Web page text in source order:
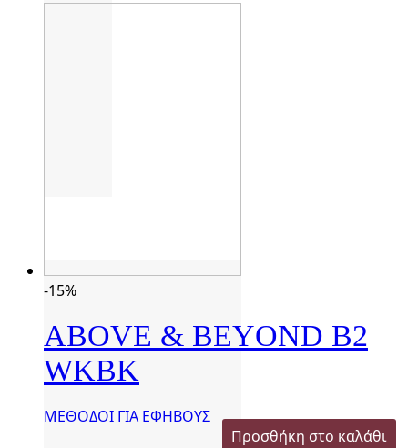
-15%
ABOVE & BEYOND B2
WKBK
ΜΕΘΟΔΟΙ ΓΙΑ ΕΦΗΒΟΥΣ
Προσθήκη στο καλάθι